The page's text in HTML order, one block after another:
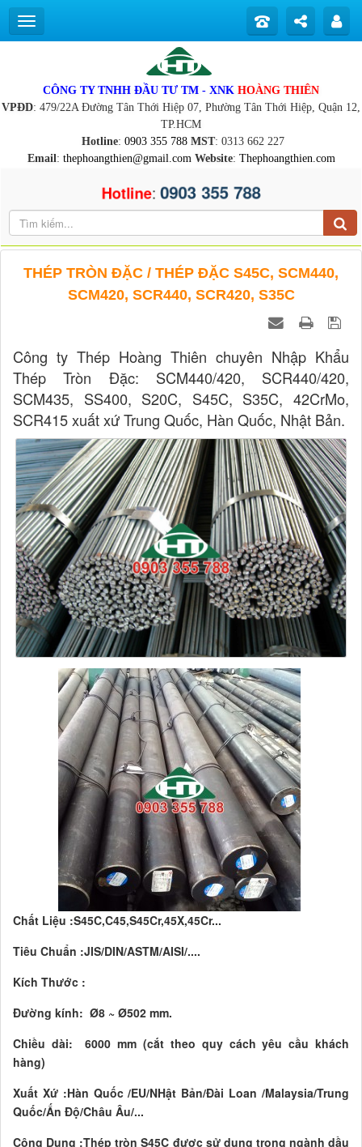
CÔNG TY TNHH ĐẦU TƯ TM - XNK HOÀNG THIÊN
VPĐD: 479/22A Đường Tân Thới Hiệp 07, Phường Tân Thới Hiệp, Quận 12,
TP.HCM
Hotline: 0903 355 788 MST: 0313 662 227
Email: thephoangthien@gmail.com Website: Thephoangthien.com
Hotline: 0903 355 788
THÉP TRÒN ĐẶC / THÉP ĐẶC S45C, SCM440,
SCM420, SCR440, SCR420, S35C
Công ty Thép Hoàng Thiên chuyên Nhập Khẩu
Thép Tròn Đặc: SCM440/420, SCR440/420,
SCM435, SS400, S20C, S45C, S35C, 42CrMo,
SCR415 xuất xứ Trung Quốc, Hàn Quốc, Nhật Bản.
Chất Liệu :S45C,C45,S45Cr,45X,45Cr...
Tiêu Chuẩn :JIS/DIN/ASTM/AISI/....
Kích Thước :
Đường kính: Ø8 ~ Ø502 mm.
Chiều dài: 6000 mm (cắt theo quy cách yêu cầu khách
hàng)
Xuất Xứ :Hàn Quốc /EU/NHật Bản/Đài Loan /Malaysia/Trung
Quốc/Ấn Độ/Châu Âu/...
Công Dụng :Thép tròn S45C được sử dụng trong ngành dầu